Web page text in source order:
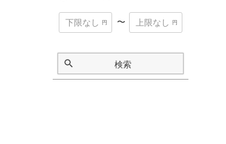
〜
検索